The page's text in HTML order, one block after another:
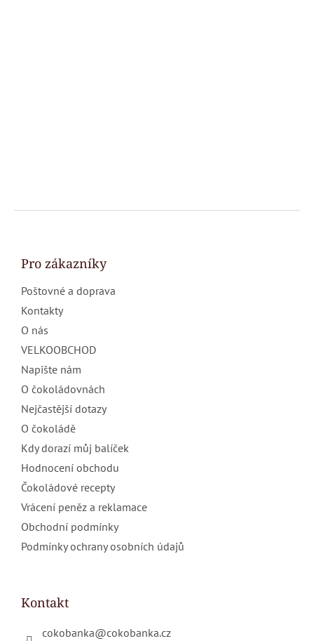
Z
Pro zákazníky
Poštovné a doprava
Kontakty
O nás
VELKOOBCHOD
Napište nám
O čokoládovnách
Nejčastější dotazy
O čokoládě
Kdy dorazí můj balíček
Hodnocení obchodu
Čokoládové recepty
Vrácení peněz a reklamace
Obchodní podmínky
Podmínky ochrany osobních údajů
Kontakt
cokobanka@cokobanka.cz